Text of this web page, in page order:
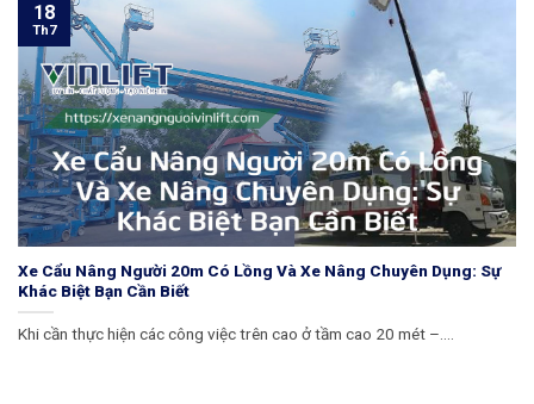
Xe Cẩu Nâng Người 20m Có Lồng Và Xe Nâng Chuyên Dụng: Sự
Khác Biệt Bạn Cần Biết
Khi cần thực hiện các công việc trên cao ở tầm cao 20 mét –....
18
Th7